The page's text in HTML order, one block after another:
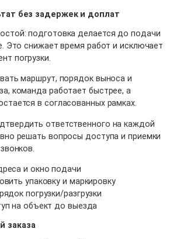
без задержек и доплат
подготовка делается до подачи
Это снижает время работ и исключает
погрузки.
маршрут, порядок выноса и
команда работает быстрее, а
в согласованных рамках.
ответственного на каждой
решать вопросы доступа и приемки
и окно подачи
упаковку и маркировку
погрузки/разгрузки
на объект до выезда
заказа